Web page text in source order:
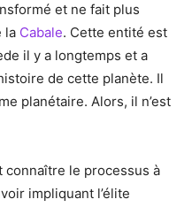
et ne fait plus
la Cabale. Cette entité est
il y a longtemps et a
de cette planète. Il
planétaire. Alors, il n’est
connaître le processus à
impliquant l’élite